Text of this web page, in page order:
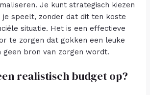
Je kunt strategisch kiezen
je speelt, zonder dat dit ten koste
situatie. Het is een effectieve
te zorgen dat gokken een leuke
geen bron van zorgen wordt.
realistisch budget op?